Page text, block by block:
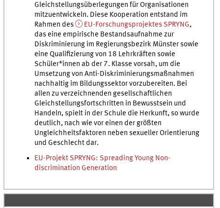
Gleichstellungsüberlegungen für Organisationen
mitzuentwickeln. Diese Kooperation entstand im
Rahmen des
EU-Forschungsprojektes SPRYNG,
das eine empirische Bestandsaufnahme zur
Diskriminierung im Regierungsbezirk Münster sowie
eine Qualifizierung von 18 Lehrkräften sowie
Schüler*innen ab der 7. Klasse vorsah, um die
Umsetzung von Anti-Diskriminierungsmaßnahmen
nachhaltig im Bildungssektor vorzubereiten. Bei
allen zu verzeichnenden gesellschaftlichen
Gleichstellungsfortschritten in Bewusstsein und
Handeln, spielt in der Schule die Herkunft, so wurde
deutlich, nach wie vor einen der größten
Ungleichheitsfaktoren neben sexueller Orientierung
und Geschlecht dar.
EU-Projekt SPRYNG: Spreading Young Non-
discrimination Generation